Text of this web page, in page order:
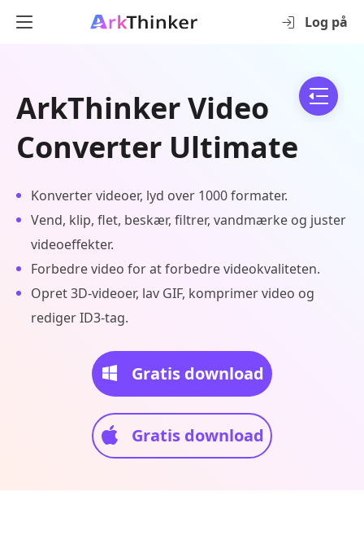
Log på
ArkThinker Video
Converter Ultimate
Konverter videoer, lyd over 1000 formater.
Vend, klip, flet, beskær, filtrer, vandmærke og juster
videoeffekter.
Forbedre video for at forbedre videokvaliteten.
Opret 3D-videoer, lav GIF, komprimer video og
rediger ID3-tag.
Gratis download
Gratis download